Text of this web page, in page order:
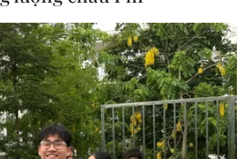
soát tốt dịch bệnh
cấp do nCoV
đầy đủ năng lực có thể theo
cho những trường hợp mắc